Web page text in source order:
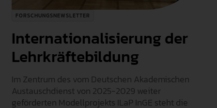
INTERNATIONAL
PRESSE
GEBÄRDENSPRACHE
LEICHTE SPRACHE
FORSCHUNGSNEWSLETTER
Internationalisierung der
Lehrkräftebildung
Im Zentrum des vom Deutschen Akademischen
Austauschdienst von 2025-2029 weiter
geförderten Modellprojekts ILaP InGE steht die